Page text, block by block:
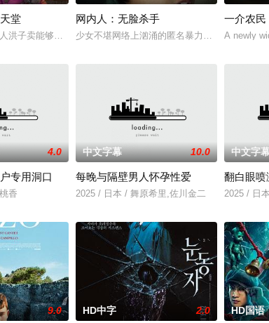
堂
洪子卖能够实现人们愿望的神秘零食，以及人们来到那里展开一
网内人：无脸杀手
少女不堪网络上汹涌的匿名暴力，选择结束年
一介农民
A newly
4.0
专用洞口
香
中文字幕 10.0
每晚与隔壁男人怀孕性爱
2025 / 日本 / 舞原希里,佐川金二
中文字
翻白眼喷
2025 / 日
9.0 HD中字 2.0 HD国语